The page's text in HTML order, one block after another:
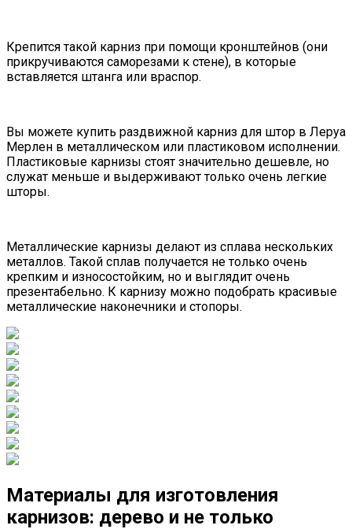
Крепится такой карниз при помощи кронштейнов (они
прикручиваются саморезами к стене), в которые
вставляется штанга или враспор.
Вы можете купить раздвижной карниз для штор в Леруа
Мерлен в металлическом или пластиковом исполнении.
Пластиковые карнизы стоят значительно дешевле, но
служат меньше и выдерживают только очень легкие
шторы.
Металлические карнизы делают из сплава нескольких
металлов. Такой сплав получается не только очень
крепким и износостойким, но и выглядит очень
презентабельно. К карнизу можно подобрать красивые
металлические наконечники и стопоры.
Материалы для изготовления
карнизов: дерево и не только